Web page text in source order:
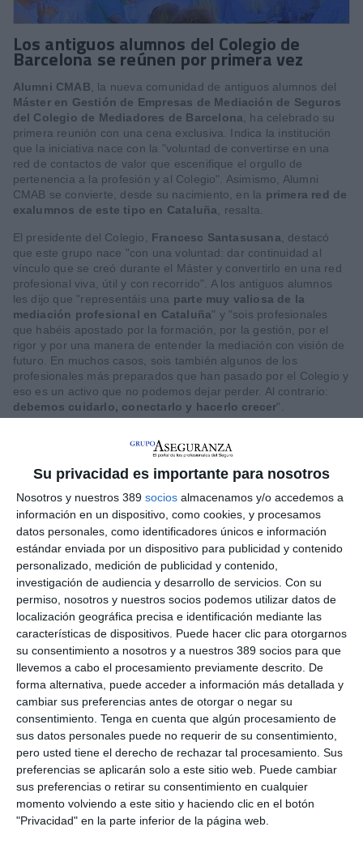
Su privacidad es importante para nosotros
Nosotros y nuestros 389 socios almacenamos y/o accedemos a
información en un dispositivo, como cookies, y procesamos
datos personales, como identificadores únicos e información
estándar enviada por un dispositivo para publicidad y contenido
personalizado, medición de publicidad y contenido,
investigación de audiencia y desarrollo de servicios. Con su
permiso, nosotros y nuestros socios podemos utilizar datos de
localización geográfica precisa e identificación mediante las
características de dispositivos. Puede hacer clic para otorgarnos
su consentimiento a nosotros y a nuestros 389 socios para que
llevemos a cabo el procesamiento previamente descrito. De
forma alternativa, puede acceder a información más detallada y
cambiar sus preferencias antes de otorgar o negar su
consentimiento. Tenga en cuenta que algún procesamiento de
sus datos personales puede no requerir de su consentimiento,
pero usted tiene el derecho de rechazar tal procesamiento. Sus
preferencias se aplicarán solo a este sitio web. Puede cambiar
sus preferencias o retirar su consentimiento en cualquier
momento volviendo a este sitio y haciendo clic en el botón
"Privacidad" en la parte inferior de la página web.
Los antiguos alumnos del Colegio de
Barcelona se reúnen por primera vez
Alumni CMAB , la nueva comunidad de antiguos alumnos del
Máster en Gestión de Empresas de Mediación de Seguros
del Colegio de Mediadores de Barcelona , ha celebrado su
primera reunión con una cena exclusiva. Indica la institución
que la iniciativa nace con la "voluntad de convertirse en una
red de contactos de valor que escenifique el orgullo de
pertenencia a la profesión y al Colegio". Asimismo, Alumni
CMAB se convierte, desde su nacimiento, en la primera red de
exalumnos de este tipo en Cataluña , resalta.
El presidente del Colegio, Francesc Santasusana , destacó
que este grupo nace "con una voluntad: dar continuidad al
vínculo que se creó durante el Máster y convertirlo en una red
profesional viva, útil y con recorrido". A los antiguos alumnos
les dijo que "representáis una parte muy valiosa de la
mediación profesional en Cataluña" y "sois profesionales
que habéis apostado por la formación, por la gestión, por el
rigor y por una manera de entender la mediación con visión de
futuro. En muchos casos, sois también algunos de los
profesionales más preparados que han pasado por el Colegio y
eso es un activo que no podemos dejar perder. Al contrario:
debemos cuidarlo, conectarlo y hacerlo crecer".
creación de un directorio profesional, un espacio donde solo
les dijo el presidente. La segunda iniciativa que pondrán en
marcha serán encuentros con la cena exclusiva:
espaciospresenciales para reencontrarnos, hablar, compartir
experiencias y generar relación y, la tercera, tiene que ver con
la formación, y el presidente les propuso volver a las clases del
Máster. Además, Santasusana apuntó que los antiguos
alumnos deberían tener más relación con la vida del Colegio y
los grandes espacios de encuentro como la Semana Mundial.
El vicepresidente del Colegio,Albert Ferrer, resumió los
objetivos de la iniciativa en "una red pensada para vosotros,
para mantener vivo el vínculo con el Máster, para facilitar
nuevas relaciones profesionales, para seguir aprendiendo y
para continuar construyendo, entre todos, una mediación más
preparada, más conectada y con más futuro. Ahora no estamos
celebrando solo el primer encuentro, estamos poniendo en
marcha una comunidad", dijo.
Acuerdo con Omnia MGA
Por otro lado, el Colegio de Mediadores de Barcelona ha
firmado un acuerdo conOmnia MGA. A través de este acuerdo,
la entidad se incorpora alHub Espai del Colegio, una
iniciativa que reúne a empresas y organizaciones